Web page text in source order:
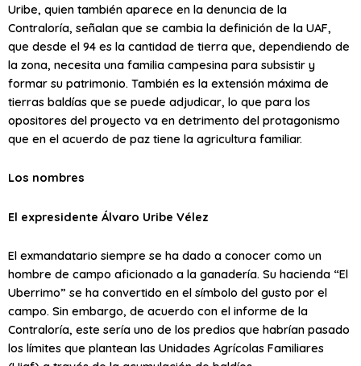
Uribe, quien también aparece en la denuncia de la
Contraloría, señalan que se cambia la definición de la UAF,
que desde el 94 es la cantidad de tierra que, dependiendo de
la zona, necesita una familia campesina para subsistir y
formar su patrimonio. También es la extensión máxima de
tierras baldías que se puede adjudicar, lo que para los
opositores del proyecto va en detrimento del protagonismo
que en el acuerdo de paz tiene la agricultura familiar.
Los nombres
El expresidente Álvaro Uribe Vélez
El exmandatario siempre se ha dado a conocer como un
hombre de campo aficionado a la ganadería. Su hacienda “El
Uberrimo” se ha convertido en el símbolo del gusto por el
campo. Sin embargo, de acuerdo con el informe de la
Contraloría, este sería uno de los predios que habrían pasado
los límites que plantean las Unidades Agrícolas Familiares